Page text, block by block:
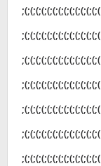
;(;(;(;(;(;(;(;(;(;(;(;(;(;(
;(;(;(;(;(;(;(;(;(;(;(;(;(;(
;(;(;(;(;(;(;(;(;(;(;(;(;(;(
;(;(;(;(;(;(;(;(;(;(;(;(;(;(
;(;(;(;(;(;(;(;(;(;(;(;(;(;(
;(;(;(;(;(;(;(;(;(;(;(;(;(;(
;(;(;(;(;(;(;(;(;(;(;(;(;(;(